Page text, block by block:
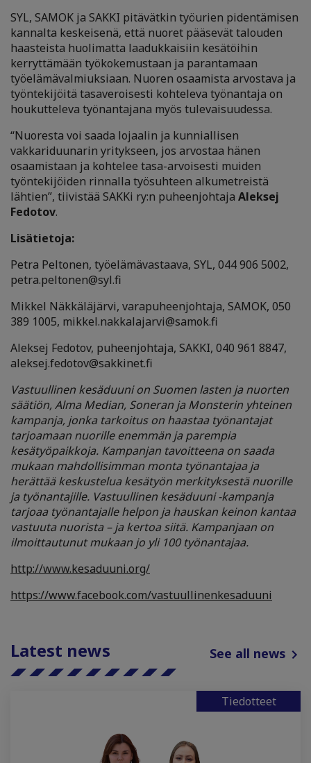
SYL, SAMOK ja SAKKI pitävätkin työurien pidentämisen
kannalta keskeisenä, että nuoret pääsevät talouden
haasteista huolimatta laadukkaisiin kesätöihin
kerryttämään työkokemustaan ja parantamaan
työelämävalmiuksiaan. Nuoren osaamista arvostava ja
työntekijöitä tasaveroisesti kohteleva työnantaja on
houkutteleva työnantajana myös tulevaisuudessa.
“Nuoresta voi saada lojaalin ja kunniallisen
vakkariduunarin yritykseen, jos arvostaa hänen
osaamistaan ja kohtelee tasa-arvoisesti muiden
työntekijöiden rinnalla työsuhteen alkumetreistä
lähtien”, tiivistää SAKKi ry:n puheenjohtaja Aleksej
Fedotov.
Lisätietoja:
Petra Peltonen, työelämävastaava, SYL, 044 906 5002,
petra.peltonen@syl.fi
Mikkel Näkkäläjärvi, varapuheenjohtaja, SAMOK, 050
389 1005, mikkel.nakkalajarvi@samok.fi
Aleksej Fedotov, puheenjohtaja, SAKKI, 040 961 8847,
aleksej.fedotov@sakkinet.fi
Vastuullinen kesäduuni on Suomen lasten ja nuorten
säätiön, Alma Median, Soneran ja Monsterin yhteinen
kampanja, jonka tarkoitus on haastaa työnantajat
tarjoamaan nuorille enemmän ja parempia
kesätyöpaikkoja. Kampanjan tavoitteena on saada
mukaan mahdollisimman monta työnantajaa ja
herättää keskustelua kesätyön merkityksestä nuorille
ja työnantajille. Vastuullinen kesäduuni -kampanja
tarjoaa työnantajalle helpon ja hauskan keinon kantaa
vastuuta nuorista – ja kertoa siitä. Kampanjaan on
ilmoittautunut mukaan jo yli 100 työnantajaa.
http://www.kesaduuni.org/
https://www.facebook.com/vastuullinenkesaduuni
Latest news See all news
Tiedotteet